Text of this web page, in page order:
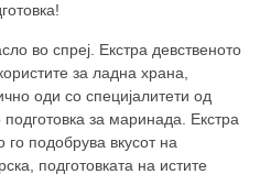
во спреј. Екстра девственото
за ладна храна,
оди со специјалитети од
за маринада. Екстра
подобрува вкусот на
подготовката на истите